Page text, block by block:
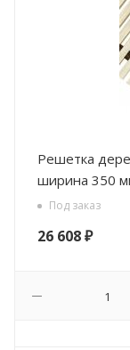
Решетка деревянная, цвет светлое дерево РРД,
ширина 350
Под заказ
26 608₽